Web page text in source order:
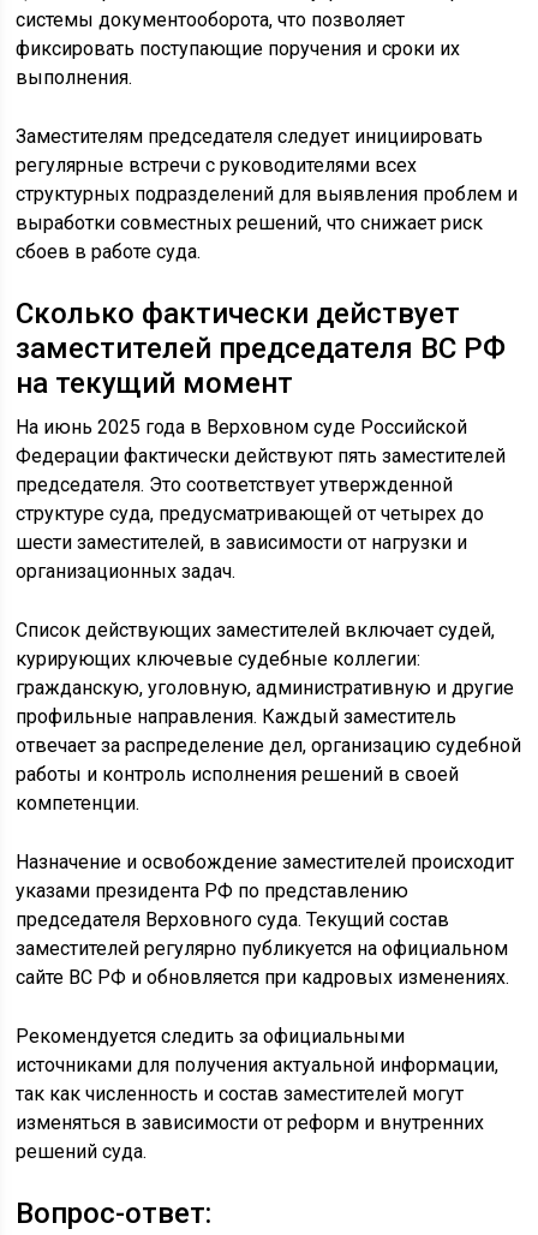
системы документооборота, что позволяет
фиксировать поступающие поручения и сроки их
выполнения.
Заместителям председателя следует инициировать
регулярные встречи с руководителями всех
структурных подразделений для выявления проблем и
выработки совместных решений, что снижает риск
сбоев в работе суда.
Сколько фактически действует
заместителей председателя ВС РФ
на текущий момент
На июнь 2025 года в Верховном суде Российской
Федерации фактически действуют пять заместителей
председателя. Это соответствует утвержденной
структуре суда, предусматривающей от четырех до
шести заместителей, в зависимости от нагрузки и
организационных задач.
Список действующих заместителей включает судей,
курирующих ключевые судебные коллегии:
гражданскую, уголовную, административную и другие
профильные направления. Каждый заместитель
отвечает за распределение дел, организацию судебной
работы и контроль исполнения решений в своей
компетенции.
Назначение и освобождение заместителей происходит
указами президента РФ по представлению
председателя Верховного суда. Текущий состав
заместителей регулярно публикуется на официальном
сайте ВС РФ и обновляется при кадровых изменениях.
Рекомендуется следить за официальными
источниками для получения актуальной информации,
так как численность и состав заместителей могут
изменяться в зависимости от реформ и внутренних
решений суда.
Вопрос-ответ: